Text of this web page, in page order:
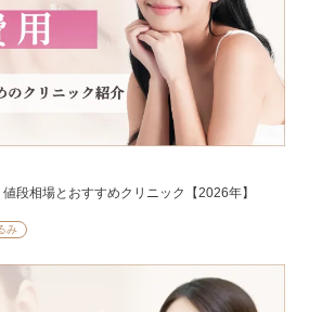
段相場とおすすめクリニック【2026年】
み